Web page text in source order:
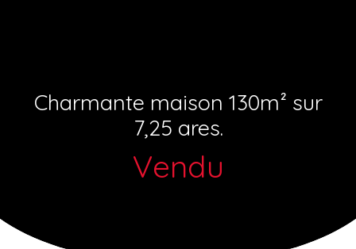
Charmante maison 130m² sur
7,25 ares.
Vendu